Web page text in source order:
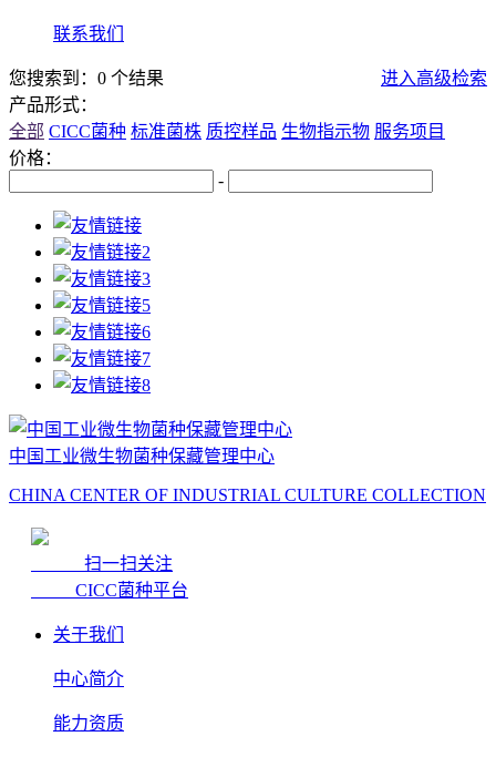
联系我们
您搜索到：0 个结果
进入高级检索
产品形式：
全部 CICC菌种 标准菌株 质控样品 生物指示物 服务项目
价格：
-
中国工业微生物菌种保藏管理中心
CHINA CENTER OF INDUSTRIAL CULTURE COLLECTION
扫一扫关注
CICC菌种平台
关于我们
中心简介
能力资质